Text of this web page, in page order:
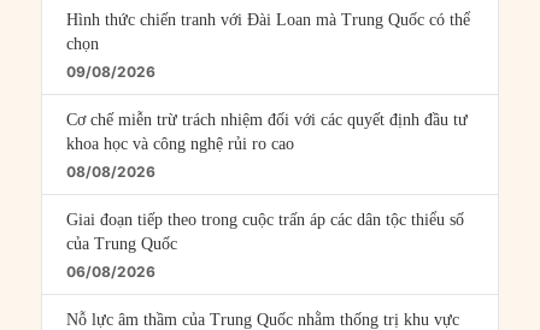
Hình thức chiến tranh với Đài Loan mà Trung Quốc có thể
chọn
09/08/2026
Cơ chế miễn trừ trách nhiệm đối với các quyết định đầu tư
khoa học và công nghệ rủi ro cao
08/08/2026
Giai đoạn tiếp theo trong cuộc trấn áp các dân tộc thiểu số
của Trung Quốc
06/08/2026
Nỗ lực âm thầm của Trung Quốc nhằm thống trị khu vực